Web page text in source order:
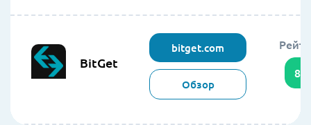
BitGet
bitget.com
Обзор
85